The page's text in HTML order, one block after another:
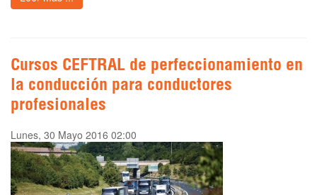
Cursos CEFTRAL de perfeccionamiento en
la conducción para conductores
profesionales
Lunes, 30 Mayo 2016 02:00